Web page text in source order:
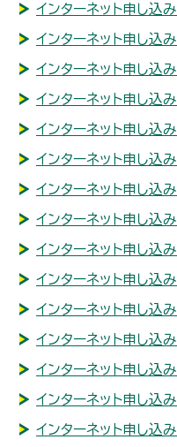
インターネット申し込
インターネット申し込み
インターネット申し込
インターネット申し込
インターネット申し込み
インターネット申し込み
インターネット申し込み
インターネット申し込
インターネット申し込
インターネット申し込
インターネット申し込
インターネット申し込
インターネット申し込
インターネット申し込
インターネット申し込